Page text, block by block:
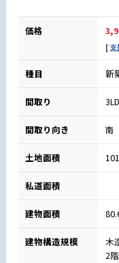
価格
支
種目 新
間取り
間取り向き 南
土地面積
私道面積
建物面積
建物構造規模
木
2